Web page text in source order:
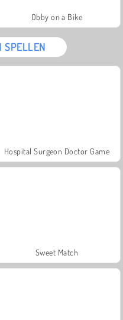
Obby on a Bike
SPELLEN
Hospital Surgeon Doctor Game
Sweet Match